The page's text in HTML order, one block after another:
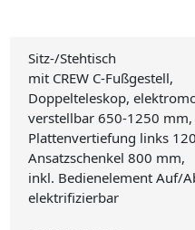
Sitz-/Stehtisch
mit CREW C-Fußgestell,
Doppelteleskop,
verstellbar 650-1250 mm,
Plattenvertiefung links
Ansatzschenkel 800 mm,
inkl. Bedienelement Auf/
elektrifizierbar